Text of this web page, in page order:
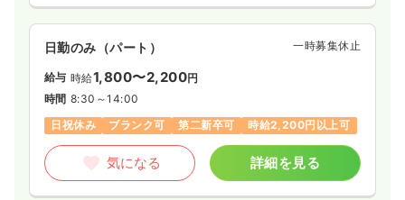
日勤のみ（パート） 一時募集休止
給与 時給1,800〜2,200円
時間 8:30～14:00
日祝休み
ブランク可 第二新卒可 時給2,200円以上可
気になる 詳細を見る